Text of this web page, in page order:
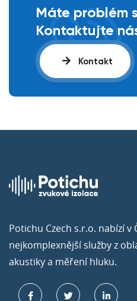
Máte problém
Kontaktujte
Kontakt
Potichu Czech s.r.o. nabízí v
nejkomplexnější služby z
akustiky a měření hluku.